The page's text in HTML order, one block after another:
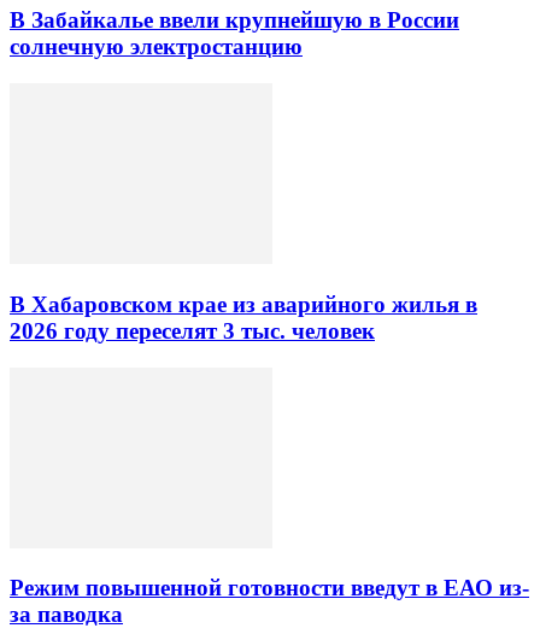
В Забайкалье ввели крупнейшую в России
солнечную электростанцию
В Хабаровском крае из аварийного жилья в
2026 году переселят 3 тыс. человек
Режим повышенной готовности введут в ЕАО из-
за паводка